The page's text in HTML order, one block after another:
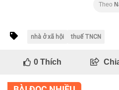
Theo
nhà ở xã hội thuế TNCN
0Thích